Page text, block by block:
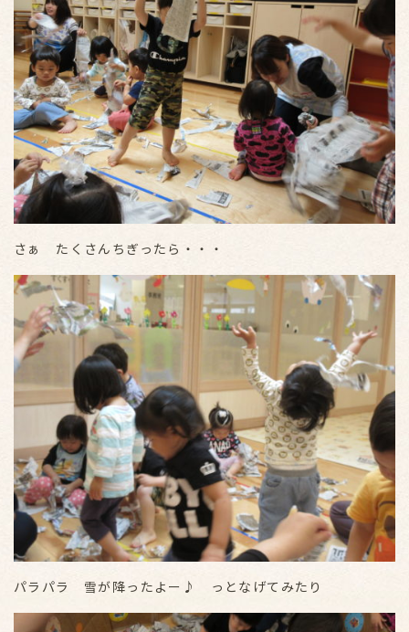
さぁ たくさんちぎったら・・・
パラパラ 雪が降ったよー♪ っとなげてみたり